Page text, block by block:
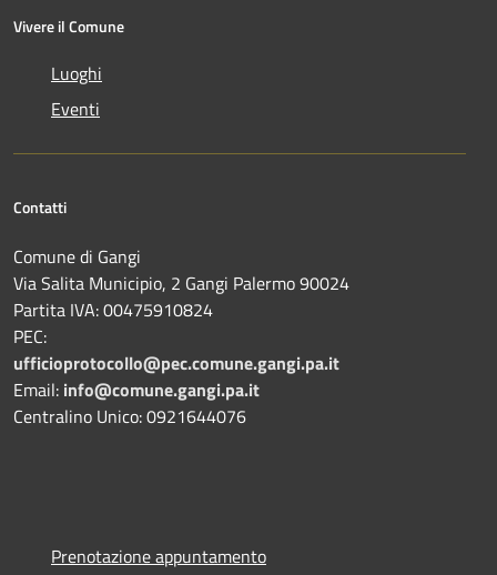
Vivere il Comune
Luoghi
Eventi
Contatti
Comune di Gangi
Via Salita Municipio, 2 Gangi Palermo 90024
Partita IVA: 00475910824
PEC:
ufficioprotocollo@pec.comune.gangi.pa.it
Email: info@comune.gangi.pa.it
Centralino Unico: 0921644076
Prenotazione appuntamento